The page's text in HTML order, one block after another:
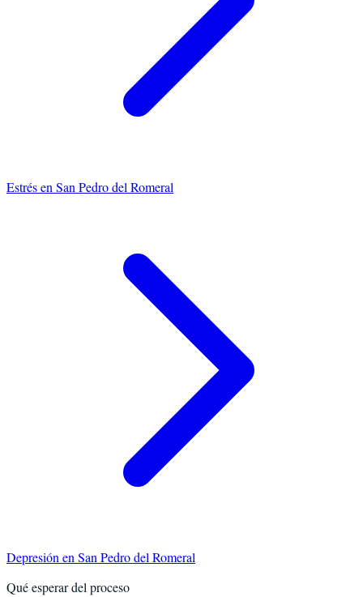
Estrésen San Pedro del Romeral
Depresión en San Pedro del Romeral
Qué esperar del proceso